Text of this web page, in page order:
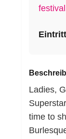
Ladies,
time to